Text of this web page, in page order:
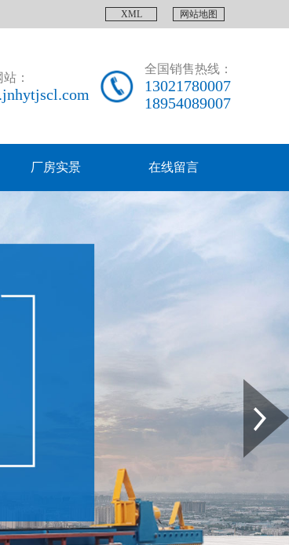
网站地图
XML
：
全国销售热线：
13021780007
18954089007
厂房实景 在线留言
Next